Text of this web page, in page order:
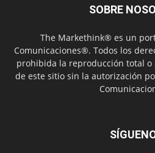
SOBRE
The Markethink® es un
Comunicaciones®. Todos los
prohibida la reproducción total o
de este sitio sin la autorización